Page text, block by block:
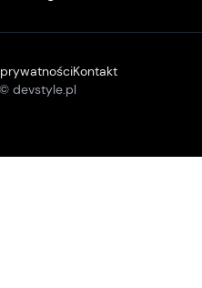
© devstyle.pl
Kontakt